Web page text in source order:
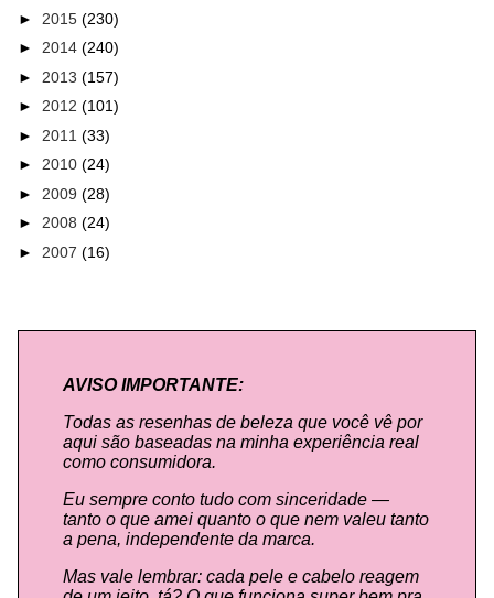
► 2015 (230)
► 2014 (240)
► 2013 (157)
► 2012 (101)
► 2011 (33)
► 2010 (24)
► 2009 (28)
► 2008 (24)
► 2007 (16)
AVISO IMPORTANTE:
Todas as resenhas de beleza que você vê por
aqui são baseadas na minha experiência real
como consumidora.
Eu sempre conto tudo com sinceridade —
tanto o que amei quanto o que nem valeu tanto
a pena, independente da marca.
Mas vale lembrar: cada pele e cabelo reagem